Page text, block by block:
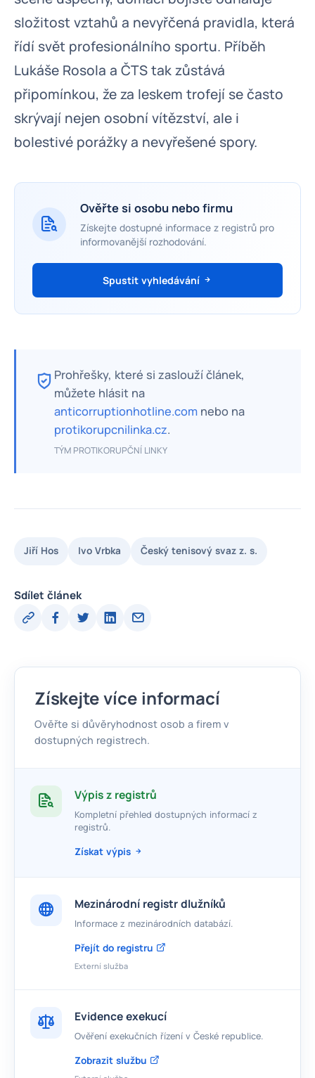
složitost vztahů a nevyřčená pravidla, která
řídí svět profesionálního sportu. Příběh
Lukáše Rosola a ČTS tak zůstává
připomínkou, že za leskem trofejí se často
skrývají nejen osobní vítězství, ale i
bolestivé porážky a nevyřešené spory.
Ověřte si osobu nebo firmu
Získejte dostupné informace z registrů pro
informovanější rozhodování.
Spustit vyhledávání
Prohřešky, které si zaslouží článek,
můžete hlásit na
anticorruptionhotline.com nebo na
protikorupcnilinka.cz.
TÝM PROTIKORUPČNÍ LINKY
Jiří Hos Ivo Vrbka Český tenisový svaz z. s.
Sdílet článek
Získejte více informací
Ověřte si důvěryhodnost osob a firem v
dostupných registrech.
Výpis z registrů
Kompletní přehled dostupných informací z
registrů.
Získat výpis
Mezinárodní registr dlužníků
Informace z mezinárodních databází.
Přejít do registru
Externí služba
Evidence exekucí
Ověření exekučních řízení v České republice.
Zobrazit službu